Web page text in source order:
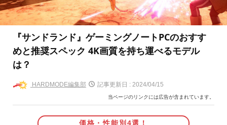
『サンドランド』ゲーミングノートPCのおすす
めと推奨スペック 4K画質を持ち運べるモデル
は？
HARDMODE編集部 記事更新日 : 2024/04/15
当ページのリンクには広告が含まれています。
価格・性能別4選！